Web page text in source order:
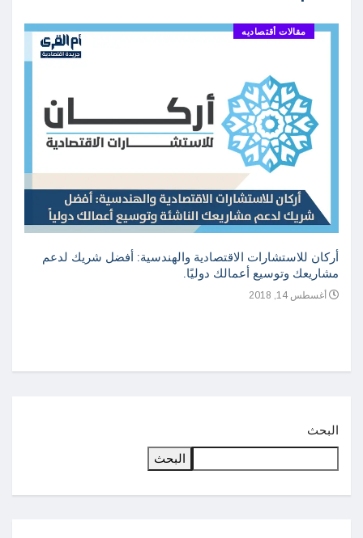
مقالات أقتصاديه
أركان للاستشارات الاقتصادية والهندسية: أفضل شريك لدعم
مشاريعك وتوسيع أعمالك دوليًا.
أغسطس 14, 2018
البحث
البحث